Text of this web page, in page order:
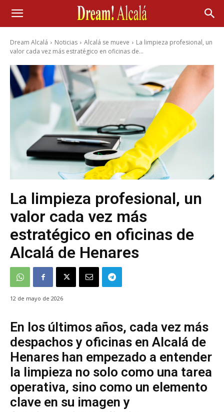
Dream Alcalá Noticias Alcalá se mueve
La limpieza profesional, un
valor cada vez más estratégico en oficinas de...
La limpieza profesional, un
valor cada vez más
estratégico en oficinas de
Alcalá de Henares
12 de mayo de 2026
En los últimos años, cada vez más
despachos y oficinas en Alcalá de
Henares han empezado a entender
la limpieza no solo como una tarea
operativa, sino como un elemento
clave en su imagen y